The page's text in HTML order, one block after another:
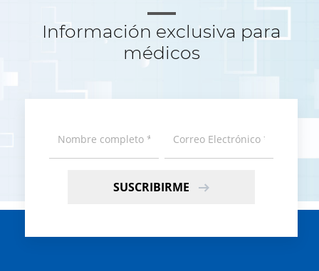
Información exclusiva para
médicos
SUSCRIBIRME